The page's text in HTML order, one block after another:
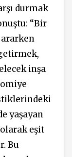
durmak
“Bir
inşa
yaşayan
eşit
Bu